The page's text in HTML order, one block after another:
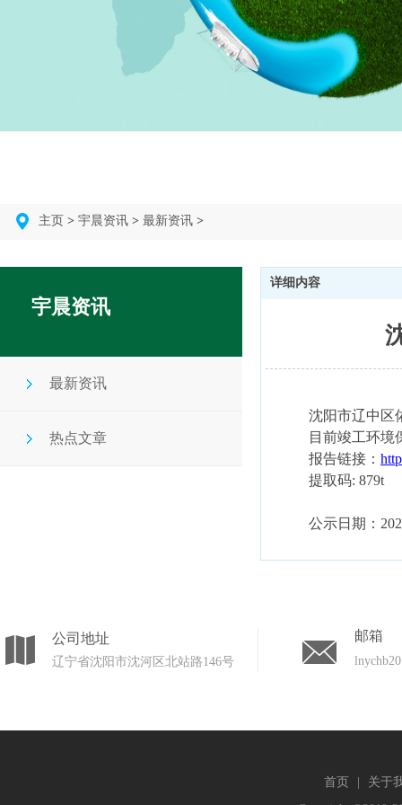
主页 > 宇晨资讯 > 最新资讯 >
宇晨资讯
最新资讯
热点文章
详细内容
沈阳市辽中区
目前竣工环境
报告链接：
提取码: 879t
公示日期：
公司地址
辽宁省沈阳市沈河区北站路146号
邮箱
首页
关于